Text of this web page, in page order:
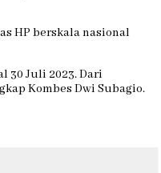
HP berskala nasional
30 Juli 2023. Dari
Kombes Dwi Subagio.